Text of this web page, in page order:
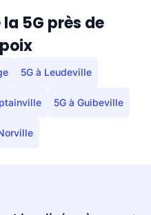
5G près de
5G à Leudeville
5G à Guibeville